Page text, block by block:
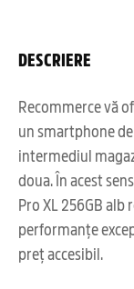
DESCRIERE
Recommerce vă
un smartphone
intermediul
doua. În acest
Pro XL 256GB
performanțe
preț accesibil.